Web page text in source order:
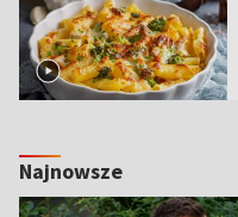
Najnowsze